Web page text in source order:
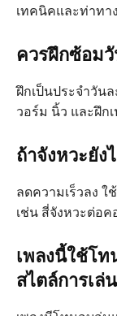
เทคนิคและท่าทา
ควรฝึกซ้อมวั
ฝึกเป็นประจำวัน
วอร์ม นิ้ว และฝึก
ถ้าจังหวะยัง
ลดความเร็วลง ใ
เช่น สี่จังหวะต่อ
เพลงนี้ใช้โ
สไตล์การเล่